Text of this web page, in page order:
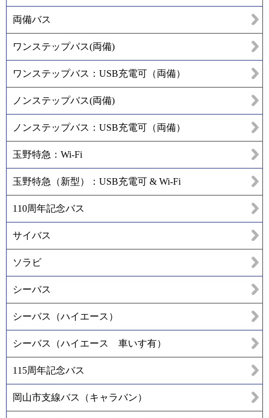
両備バス
ワンステップバス(両備)
ワンステップバス：USB充電可（両備）
ノンステップバス(両備)
ノンステップバス：USB充電可（両備）
玉野特急：Wi-Fi
玉野特急（新型）：USB充電可 & Wi-Fi
110周年記念バス
サイバス
ソラビ
シーバス
シーバス（ハイエース）
シーバス（ハイエース 車いす有）
115周年記念バス
岡山市支線バス（キャラバン）